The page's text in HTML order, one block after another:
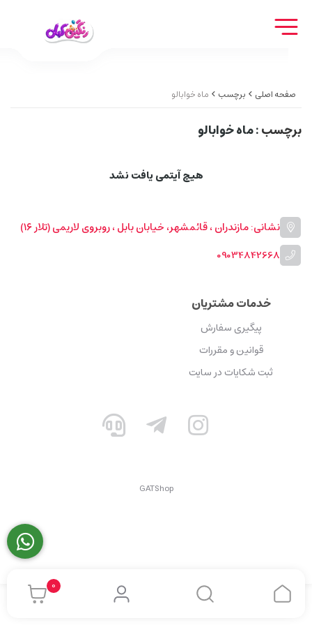
0
صفحه اصلی برچسب ماه خوابالو
برچسب: ماه خوابالو
هیچ آیتمی یافت نشد
نشانی: مازندران ، قائمشهر، خیابان بابل ، روبروی لاریمی (تلار ۱۶)
09034842668
خدمات مشتریان
پیگیری سفارش
قوانین و مقررات
ثبت شکایات در سایت
GATShop